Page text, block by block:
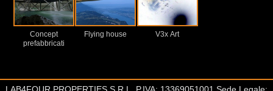
Concept
prefabbricati
Flying house V3x Art